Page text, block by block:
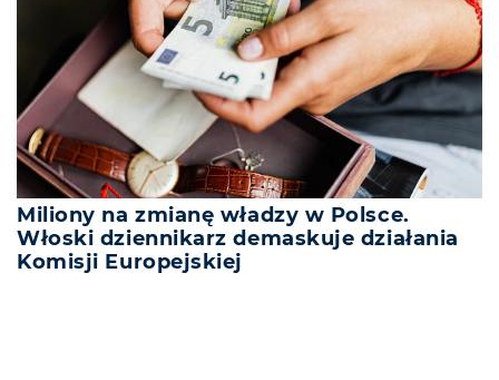
Miliony na zmianę władzy w Polsce.
Włoski dziennikarz demaskuje działania
Komisji Europejskiej